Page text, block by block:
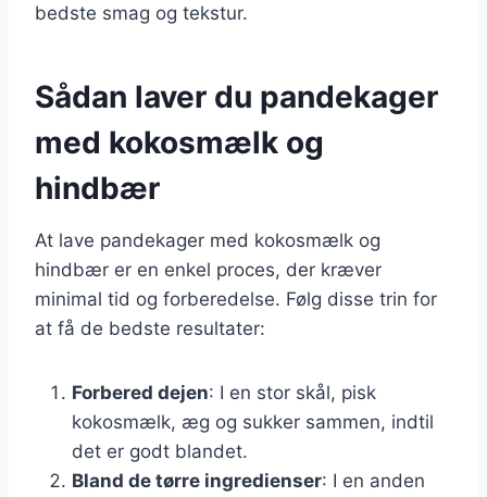
bedste smag og tekstur.
Sådan laver du pandekager
med kokosmælk og
hindbær
At lave pandekager med kokosmælk og
hindbær er en enkel proces, der kræver
minimal tid og forberedelse. Følg disse trin for
at få de bedste resultater:
Forbered dejen: I en stor skål, pisk
kokosmælk, æg og sukker sammen, indtil
det er godt blandet.
Bland de tørre ingredienser: I en anden